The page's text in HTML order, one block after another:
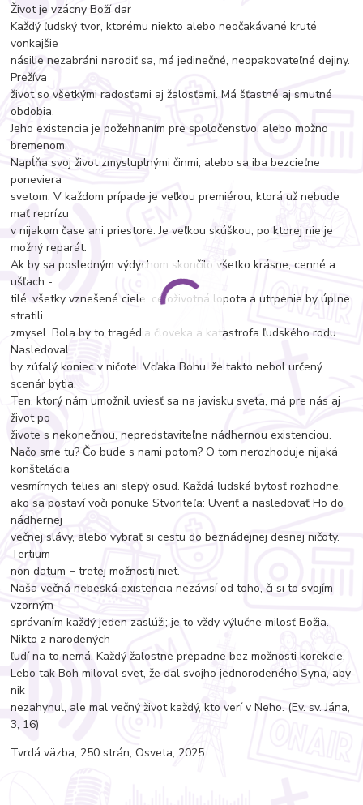
Život je vzácny Boží dar
Každý ľudský tvor, ktorému niekto alebo neočakávané kruté
vonkajšie
násilie nezabráni narodiť sa, má jedinečné, neopakovateľné dejiny.
Prežíva
život so všetkými radosťami aj žalosťami. Má šťastné aj smutné
obdobia.
Jeho existencia je požehnaním pre spoločenstvo, alebo možno
bremenom.
Napĺňa svoj život zmysluplnými činmi, alebo sa iba bezcieľne
poneviera
svetom. V každom prípade je veľkou premiérou, ktorá už nebude
mať reprízu
v nijakom čase ani priestore. Je veľkou skúškou, po ktorej nie je
možný reparát.
Ak by sa posledným výdychom skončilo všetko krásne, cenné a
ušľach -
tilé, všetky vznešené ciele, celoživotná lopota a utrpenie by úplne
stratili
zmysel. Bola by to tragédia človeka a katastrofa ľudského rodu.
Nasledoval
by zúfalý koniec v ničote. Vďaka Bohu, že takto nebol určený
scenár bytia.
Ten, ktorý nám umožnil uviesť sa na javisku sveta, má pre nás aj
život po
živote s nekonečnou, nepredstaviteľne nádhernou existenciou.
Načo sme tu? Čo bude s nami potom? O tom nerozhoduje nijaká
konštelácia
vesmírnych telies ani slepý osud. Každá ľudská bytosť rozhodne,
ako sa postaví voči ponuke Stvoriteľa: Uveriť a nasledovať Ho do
nádhernej
večnej slávy, alebo vybrať si cestu do beznádejnej desnej ničoty.
Tertium
non datum − tretej možnosti niet.
Naša večná nebeská existencia nezávisí od toho, či si to svojím
vzorným
správaním každý jeden zaslúži; je to vždy výlučne milosť Božia.
Nikto z narodených
ľudí na to nemá. Každý žalostne prepadne bez možnosti korekcie.
Lebo tak Boh miloval svet, že dal svojho jednorodeného Syna, aby
nik
nezahynul, ale mal večný život každý, kto verí v Neho. (Ev. sv. Jána,
3, 16)
Tvrdá väzba, 250 strán, Osveta, 2025